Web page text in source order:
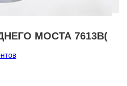
МОСТА 7613B(
цена
цена: 3000 ₸.